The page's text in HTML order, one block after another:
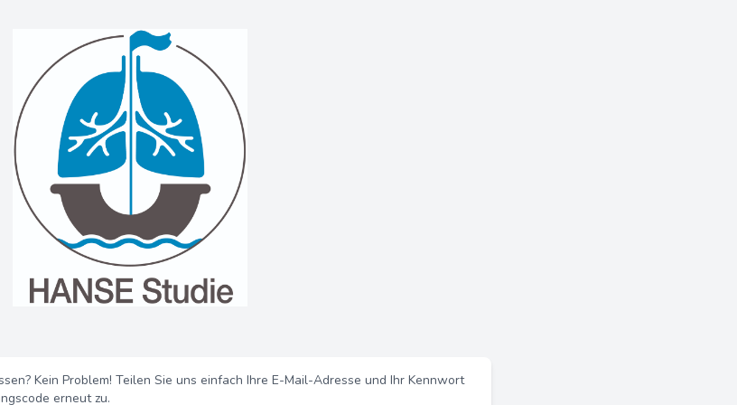
Kein Problem! Teilen Sie uns einfach Ihre E-Mail-Adresse und Ihr Kennwort
erneut zu.